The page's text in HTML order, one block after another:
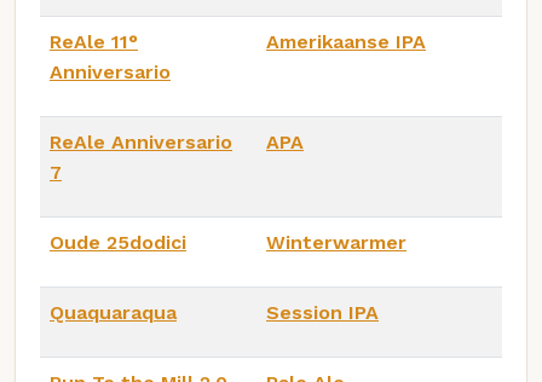
ReAle 11°
Anniversario
Amerikaanse IPA
ReAle Anniversario
7
APA
Oude 25dodici Winterwarmer
Quaquaraqua Session IPA